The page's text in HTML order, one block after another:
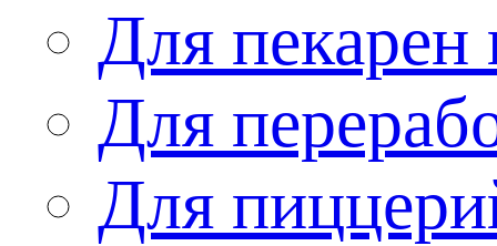
Для пекарен
Для
Для